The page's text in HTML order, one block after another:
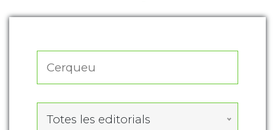
Totes les editorials